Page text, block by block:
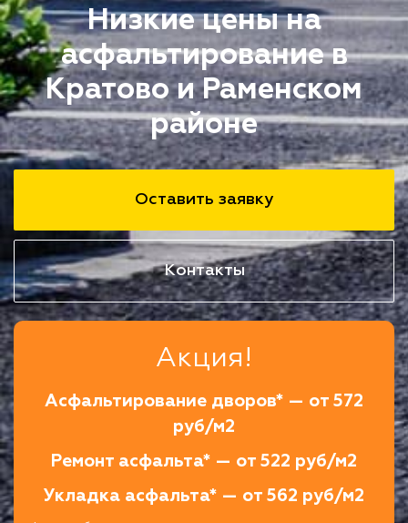
Низкие цены на
асфальтирование в
Кратово и Раменском
районе
Оставить заявку
Контакты
Акция!
Асфальтирование дворов* — от 572
руб/м2
Ремонт асфальта* — от 522 руб/м2
Укладка асфальта* — от 562 руб/м2